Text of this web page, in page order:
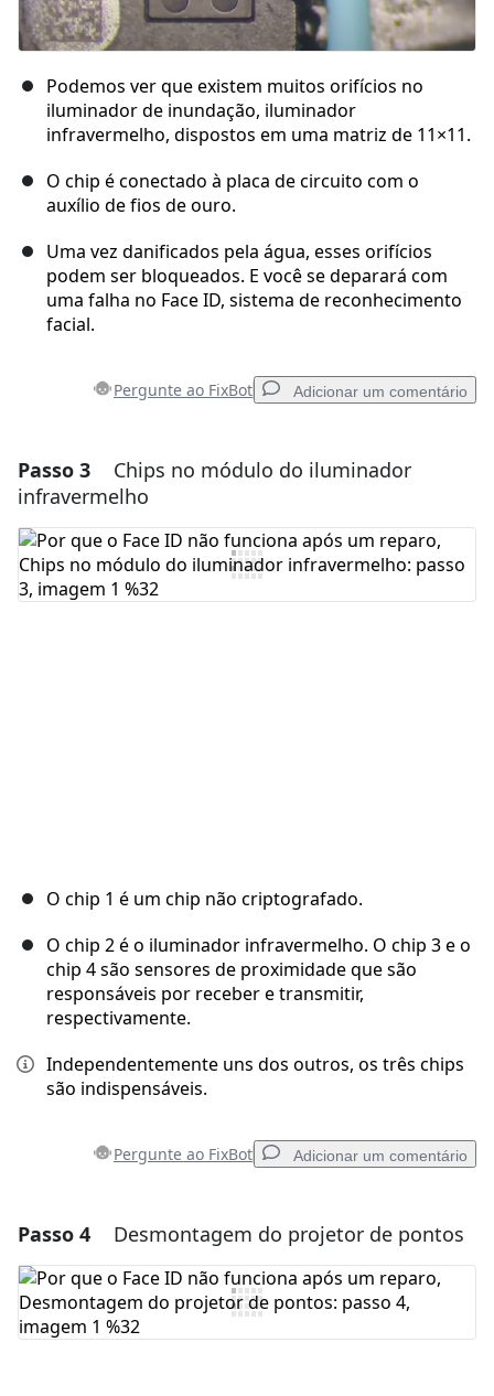
Podemos ver que existem muitos orifícios no
iluminador de inundação, iluminador
infravermelho, dispostos em uma matriz de 11×11.
O chip é conectado à placa de circuito com o
auxílio de fios de ouro.
Uma vez danificados pela água, esses orifícios
podem ser bloqueados. E você se deparará com
uma falha no Face ID, sistema de reconhecimento
facial.
Pergunte ao FixBot Adicionar um comentário
Adicionar um comentário
Comentar
Passo 3
Chips no módulo do iluminador
infravermelho
O chip 1 é um chip não criptografado.
O chip 2 é o iluminador infravermelho. O chip 3 e o
chip 4 são sensores de proximidade que são
responsáveis por receber e transmitir,
respectivamente.
Independentemente uns dos outros, os três chips
são indispensáveis.
Pergunte ao FixBot Adicionar um comentário
Adicionar um comentário
Comentar
Passo 4 Desmontagem do projetor de pontos